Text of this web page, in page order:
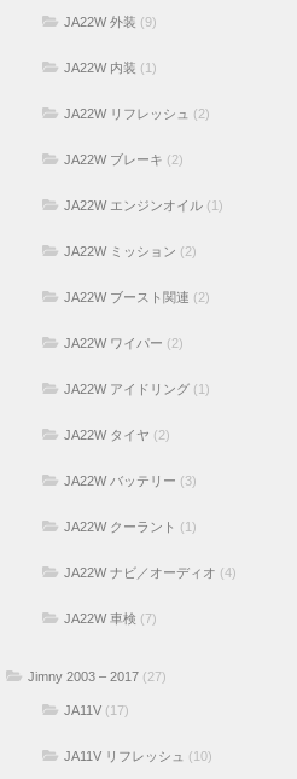
JA22W 外装 (9)
JA22W 内装 (1)
JA22W リフレッシュ (2)
JA22W ブレーキ (2)
JA22W エンジンオイル (1)
JA22W ミッション (2)
JA22W ブースト関連 (2)
JA22W ワイパー (2)
JA22W アイドリング (1)
JA22W タイヤ (2)
JA22W バッテリー (3)
JA22W クーラント (1)
JA22W ナビ／オーディオ (4)
JA22W 車検 (7)
Jimny 2003 – 2017 (27)
JA11V (17)
JA11V リフレッシュ (10)